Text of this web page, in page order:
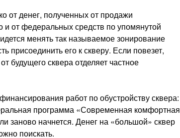
от денег, полученных от продажи
от федеральных средств по упомянутой
менять так называемое зонирование
присоединить его к скверу. Если повезет,
будущего сквера отделяет частное
работ по обустройству сквера:
программа «Современная комфортная
заново начнется. Денег на «большой» сквер
поискать.